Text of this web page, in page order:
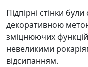
Підпірні стінки
декоративною
зміцнюючих
невеликими
відсипанням.